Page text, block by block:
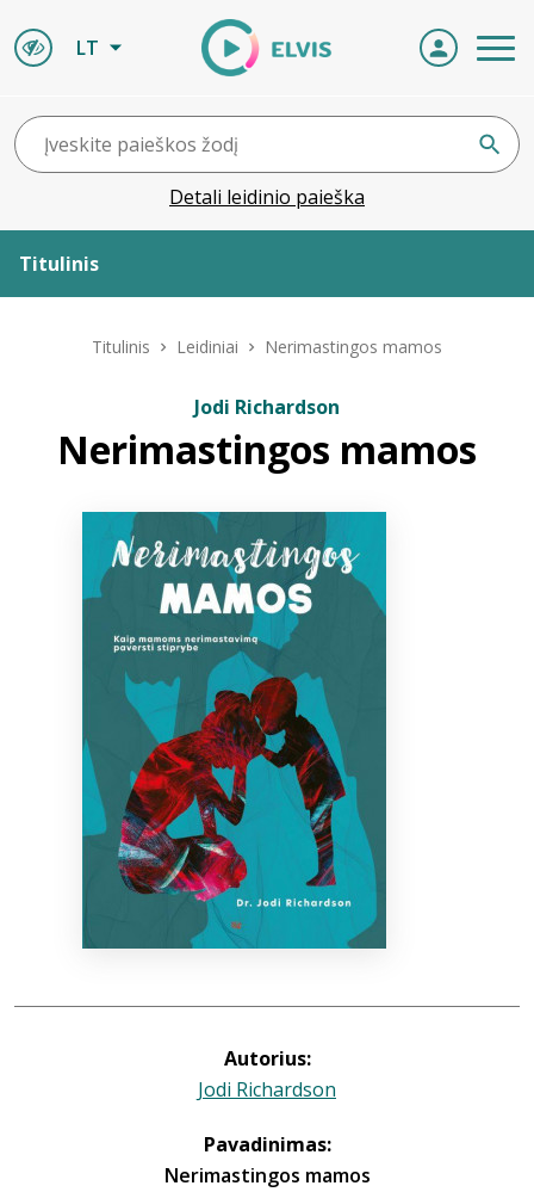
LT
Detali leidinio paieška
Titulinis
ELVIS atvyksta
Bibliotekoms
Titulinis Leidiniai Nerimastingos mamos
Jodi Richardson
Nerimastingos mamos
Autorius:
Jodi Richardson
Pavadinimas:
Nerimastingos mamos